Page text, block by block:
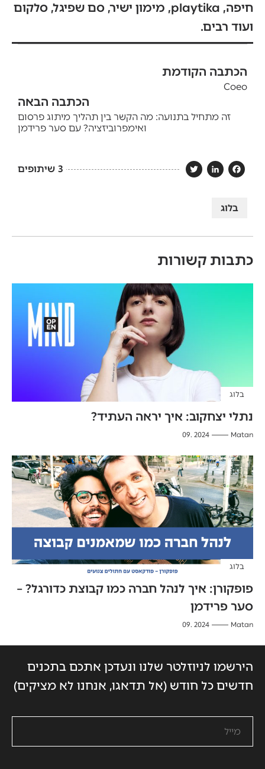
חיפה, playtika, מימון ישיר, סם שפיגל, סלקום
ועוד רבים.
הכתבה הקודמת
Coeo
הכתבה הבאה
זה מתחיל בתנועה: מה הקשר בין תהליך מיתוג פרסום
ואימפרוביזציה? עם סער פרידמן
3 שיתופים
בלוג
כתבות קשורות
בלוג
נתלי יצחקוב: איך יראה העתיד?
Matan
2024 .09
בלוג
פופקורן: איך לנהל חברה כמו קבוצת כדורגל? –
סער פרידמן
Matan
2024 .09
הירשמו לניוזלטר שלנו ונעדכן אתכם בתכנים
חדשים כל חודש (אל תדאגו, אנחנו לא מציקים)